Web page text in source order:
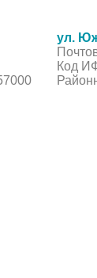
ул.
Код